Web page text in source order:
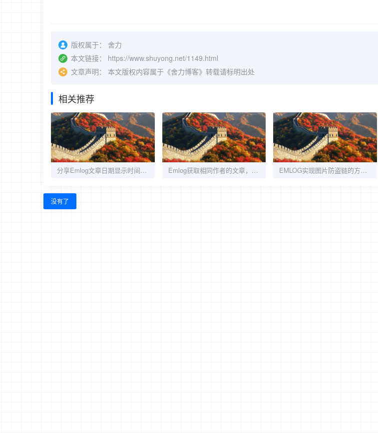
版权属于：
舍力
本文链接：
https://www.shuyong.net/1149.html
文章声明：
本文版权内容属于《舍力博客》转载请标明出处
相关推荐
分享Emlog文章日期显示时间及星期的方法 Emlog获取相同作者的文章，可限制数量的方法 EMLOG实现图片防盗链的方法(伪静态实现)
没有了